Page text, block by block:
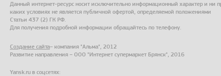
Данный интернет-ресурс носит исключительно информационный характер и ни
каких условиях не является публичной офертой, определяемой положениями
Статьи 437 (2) ГК РФ.
Для получения подробной информации обращайтесь по телефону.
Создание сайта– компания "Альма", 2012
Развитие направления – ООО "Интернет супермаркет Брянск", 2016
Yansk.ru в соцсетях: